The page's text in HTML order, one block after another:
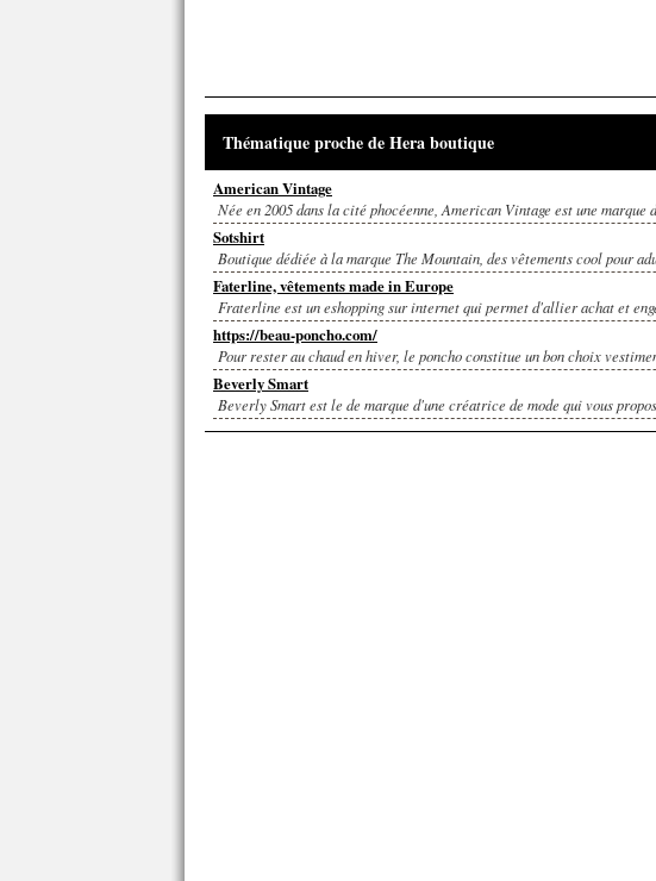
Thématique proche de Hera boutique
American Vintage
Née en 2005 dans la cité phocéenne, American Vintage est une
Sotshirt
Boutique dédiée à la marque The Mountain, des vêtements cool pour
Faterline, vêtements made in Europe
Fraterline est un eshopping sur internet qui permet d'allier achat et
https://beau-poncho.com/
Pour rester au chaud en hiver, le poncho constitue un bon choix
Beverly Smart
Beverly Smart est le de marque d'une créatrice de mode qui vous